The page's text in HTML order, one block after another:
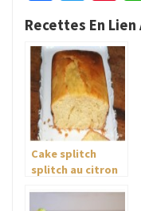
Recettes En Lien
Cake splitch
splitch au citron